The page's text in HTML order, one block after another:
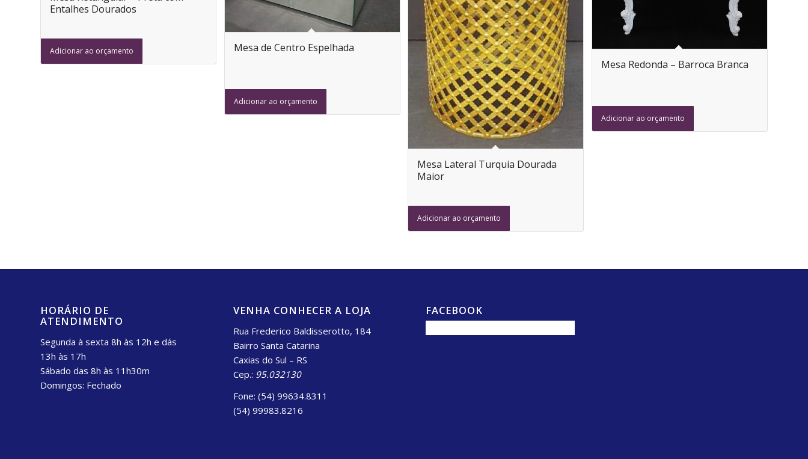
Entalhes Dourados
Adicionar ao orçamento Mesa de Centro Espelhada
Adicionar ao orçamento
Mesa Lateral Turquia Dourada
Maior
Adicionar ao orçamento
Mesa Redonda – Barroca Branca
Adicionar ao orçamento
HORÁRIO DE
ATENDIMENTO
Segunda à sexta 8h às 12h e dás
13h às 17h
Sábado das 8h às 11h30m
Domingos: Fechado
VENHA CONHECER A LOJA
Rua Frederico Baldisserotto, 184
Bairro Santa Catarina
Caxias do Sul – RS
Cep.: 95.032130
Fone: (54) 99634.8311
(54) 99983.8216
FACEBOOK